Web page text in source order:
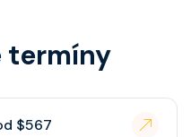
termíny
$567